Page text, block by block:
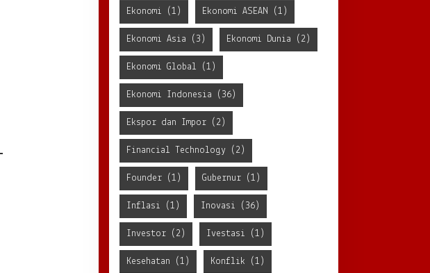
Ekonomi (1) Ekonomi ASEAN (1)
Ekonomi Asia (3) Ekonomi Dunia (2)
Ekonomi Global (1)
Ekonomi Indonesia (36)
Ekspor dan Impor(2)
Financial Technology(2)
Founder(1) Gubernur(1)
Inflasi (1) Inovasi (36)
Investor(2) Ivestasi (1)
Kesehatan (1) Konflik (1)